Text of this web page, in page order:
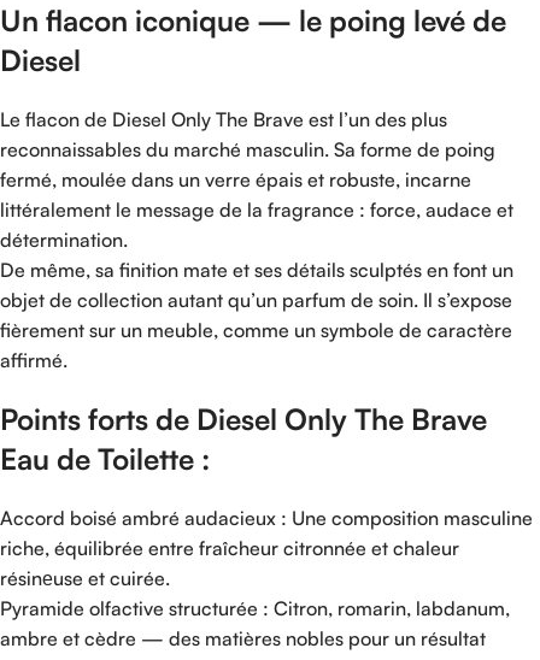
Un flacon iconique — le poing levé de
Diesel
Le flacon de Diesel Only The Brave est l’un des plus
reconnaissables du marché masculin. Sa forme de poing
fermé, moulée dans un verre épais et robuste, incarne
littéralement le message de la fragrance : force, audace et
détermination.
De même, sa finition mate et ses détails sculptés en font un
objet de collection autant qu’un parfum de soin. Il s’expose
fièrement sur un meuble, comme un symbole de caractère
affirmé.
Points forts de Diesel Only The Brave
Eau de Toilette :
Accord boisé ambré audacieux : Une composition masculine
riche, équilibrée entre fraîcheur citronnée et chaleur
résinеuse et cuirée.
Pyramide olfactive structurée : Citron, romarin, labdanum,
ambre et cèdre — des matières nobles pour un résultat